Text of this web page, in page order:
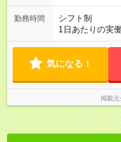
勤務時間
シフト制
1日あたりの実
00（1時間休憩
Ｗワークok ☆
気になる！
掲載元